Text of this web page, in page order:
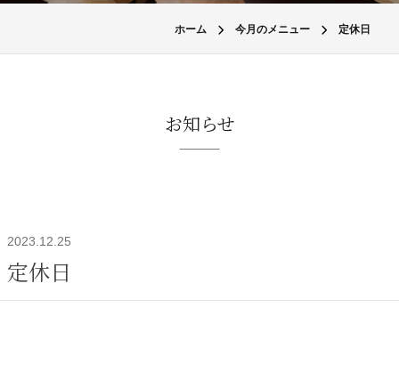
ホーム 今月のメニュー 定休日
お知らせ
2023.12.25
定休日